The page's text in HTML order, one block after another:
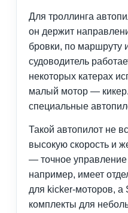
Для троллинга
он держит
бровки, по маршруту
судоводитель
некоторых катерах
малый мотор —
специальные
Такой автопилот не
высокую скорость и
— точное
например, имеет
для kicker-моторов, а
комплекты для